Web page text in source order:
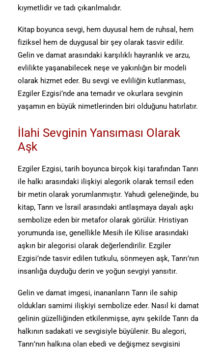
kıymetlidir ve tadı çıkarılmalıdır.
Kitap boyunca sevgi, hem duyusal hem de ruhsal, hem
fiziksel hem de duygusal bir şey olarak tasvir edilir.
Gelin ve damat arasındaki karşılıklı hayranlık ve arzu,
evlilikte yaşanabilecek neşe ve yakınlığın bir modeli
olarak hizmet eder. Bu sevgi ve evliliğin kutlanması,
Ezgiler Ezgisi’nde ana temadır ve okurlara sevginin
yaşamın en büyük nimetlerinden biri olduğunu hatırlatır.
İlahi Sevginin Yansıması Olarak
Aşk
Ezgiler Ezgisi, tarih boyunca birçok kişi tarafından Tanrı
ile halkı arasındaki ilişkiyi alegorik olarak temsil eden
bir metin olarak yorumlanmıştır. Yahudi geleneğinde, bu
kitap, Tanrı ve İsrail arasındaki antlaşmaya dayalı aşkı
sembolize eden bir metafor olarak görülür. Hristiyan
yorumunda ise, genellikle Mesih ile Kilise arasındaki
aşkın bir alegorisi olarak değerlendirilir. Ezgiler
Ezgisi’nde tasvir edilen tutkulu, sönmeyen aşk, Tanrı’nın
insanlığa duyduğu derin ve yoğun sevgiyi yansıtır.
Gelin ve damat imgesi, inananların Tanrı ile sahip
oldukları samimi ilişkiyi sembolize eder. Nasıl ki damat
gelinin güzelliğinden etkilenmişse, aynı şekilde Tanrı da
halkının sadakati ve sevgisiyle büyülenir. Bu alegori,
Tanrı’nın halkına olan ebedi ve değişmez sevgisini